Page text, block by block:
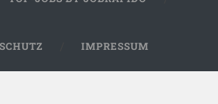
IMPRESSUM